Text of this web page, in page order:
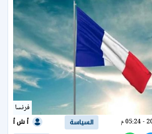
فرنسا
السياسة أ ش أ